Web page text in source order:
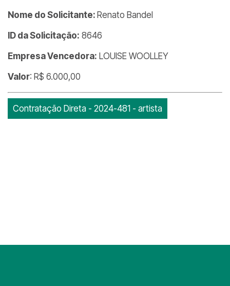
Nome do Solicitante: Renato Bandel
ID da Solicitação: 8646
Empresa Vencedora: LOUISE WOOLLEY
Valor: R$ 6.000,00
Contratação Direta - 2024-481 - artista